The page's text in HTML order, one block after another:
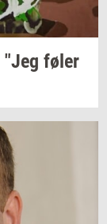
"Jeg føler